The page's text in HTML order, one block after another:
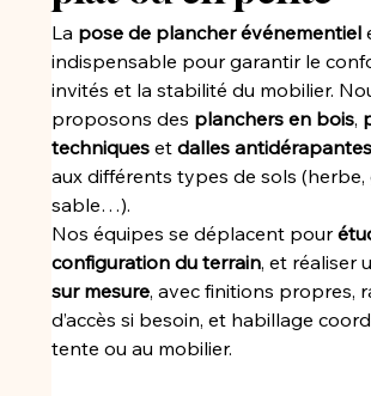
La pose de plancher événementiel
indispensable pour garantir le
invités et la stabilité du mobilier.
proposons des planchers en bois,
techniques et dalles antidérapantes
aux différents types de sols (herbe,
sable…).
Nos équipes se déplacent pour
configuration du terrain, et réaliser
sur mesure, avec finitions propres,
d’accès si besoin, et habillage
tente ou au mobilier.